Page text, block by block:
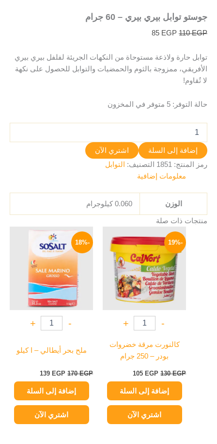
جوستو توابل بيري بيري – 60 جرام
110EGP
85 EGP
توابل حارة ولاذعة مستوحاة من النكهات الجريئة لفلفل بيري بيري
الأفريقي، ممزوجة بالثوم والحمضيات والتوابل للحصول على نكهة
لا تُقاوم!
حالة التوفر: 5 متوفر في المخزون
إضافة إلى السلة
اشتري الآن
رمز المنتج: 1851 التصنيف:
التوابل
معلومات إضافية
الوزن 0.060 كيلوجرام
منتجات ذات صلة
-19%
-
+
كالنورت مرقة خضروات
بودر – 250 جرام
130EGP
الأصلي
هو:
130 EGP.
105 EGP
الحالي
هو:
105 EGP.
إضافة إلى السلة
اشتري الآن
-18%
-
+
ملح بحر أيطالي – ا كيلو
170EGP
السعر
الأصلي
هو:
170 EGP.
139 EGP
السعر
هو:
139 EGP.
إضافة إلى السلة
اشتري الآن